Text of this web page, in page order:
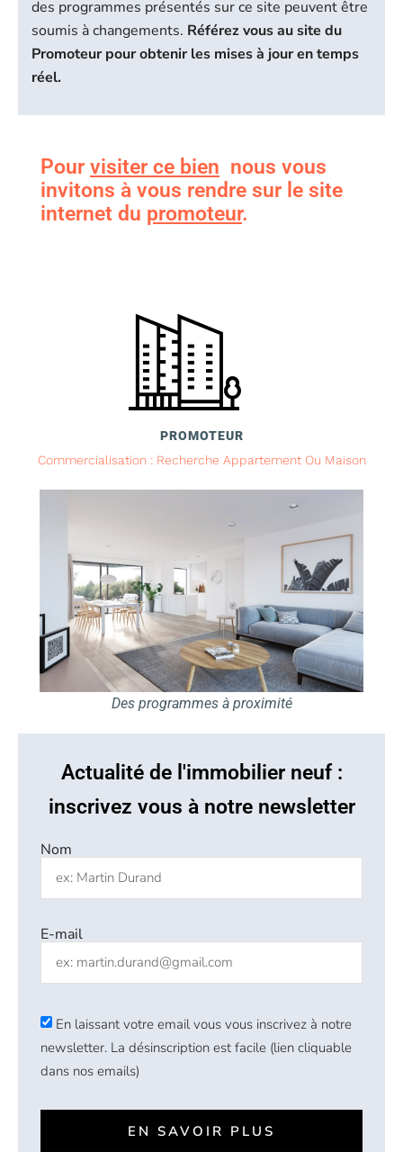
des programmes présentés sur ce site peuvent être
soumis à changements. Référez vous au site du
Promoteur pour obtenir les mises à jour en temps
réel.
Pour visiter ce bien nous vous
invitons à vous rendre sur le site
internet du promoteur.
PROMOTEUR
Commercialisation : Recherche Appartement Ou Maison
Des programmes à proximité
Actualité de l'immobilier neuf :
inscrivez vous à notre newsletter
Nom
E-mail
En laissant votre email vous vous inscrivez à notre
newsletter. La désinscription est facile (lien cliquable
dans nos emails)
EN SAVOIR PLUS